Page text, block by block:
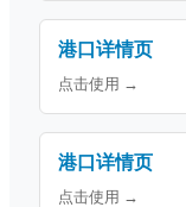
港口详情页
点击使用 →
港口详情页
点击使用 →